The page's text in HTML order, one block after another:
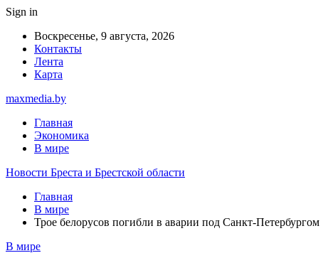
Sign in
Воскресенье, 9 августа, 2026
Контакты
Лента
Карта
maxmedia.by
Главная
Экономика
В мире
Новости Бреста и Брестской области
Главная
В мире
Трое белорусов погибли в аварии под Санкт-Петербургом
В мире